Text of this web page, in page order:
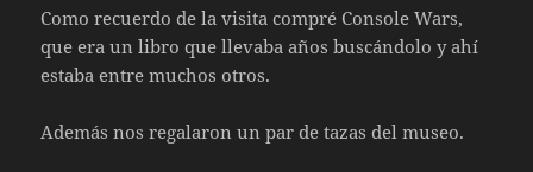
Como recuerdo de la visita compré Console Wars,
que era un libro que llevaba años buscándolo y ahí
estaba entre muchos otros.
Además nos regalaron un par de tazas del museo.